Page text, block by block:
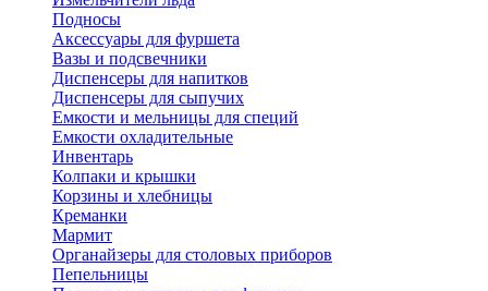
Подносы
Аксессуары для фуршета
Вазы и подсвечники
Диспенсеры для напитков
Диспенсеры для сыпучих
Емкости и мельницы для специй
Емкости охладительные
Инвентарь
Колпаки и крышки
Корзины и хлебницы
Креманки
Мармит
Органайзеры для столовых приборов
Пепельницы